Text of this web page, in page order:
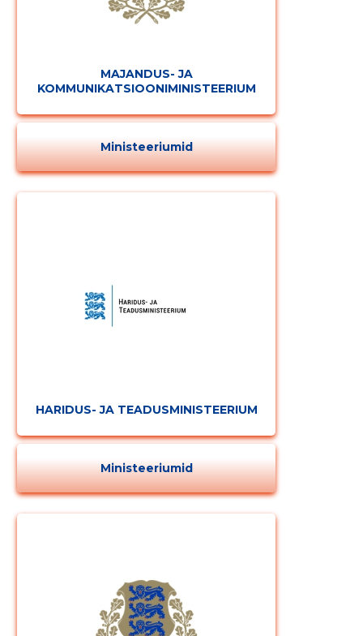
MAJANDUS- JA
KOMMUNIKATSIOONIMINISTEERIUM
Ministeeriumid
HARIDUS- JA TEADUSMINISTEERIUM
Ministeeriumid